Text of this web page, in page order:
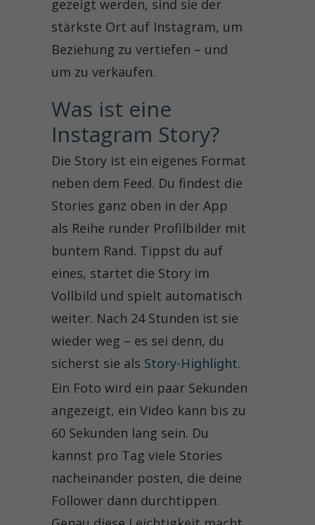
gezeigt werden, sind sie der
stärkste Ort auf Instagram, um
Beziehung zu vertiefen – und
um zu verkaufen.
Was ist eine
Instagram Story?
Die Story ist ein eigenes Format
neben dem Feed. Du findest die
Stories ganz oben in der App
als Reihe runder Profilbilder mit
buntem Rand. Tippst du auf
eines, startet die Story im
Vollbild und spielt automatisch
weiter. Nach 24 Stunden ist sie
wieder weg – es sei denn, du
sicherst sie als Story-Highlight.
Ein Foto wird ein paar Sekunden
angezeigt, ein Video kann bis zu
60 Sekunden lang sein. Du
kannst pro Tag viele Stories
nacheinander posten, die deine
Follower dann durchtippen.